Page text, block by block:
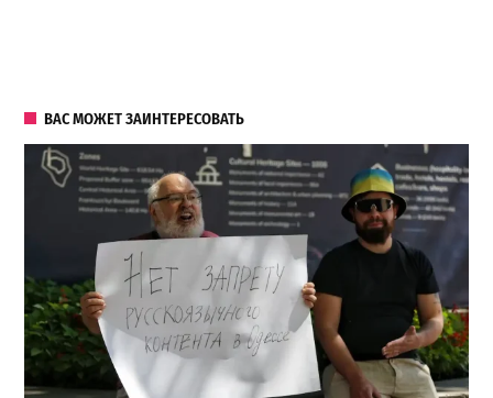
ВАС МОЖЕТ ЗАИНТЕРЕСОВАТЬ